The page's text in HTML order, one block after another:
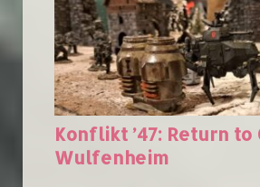
Konflikt ’47: Return to
Wulfenheim